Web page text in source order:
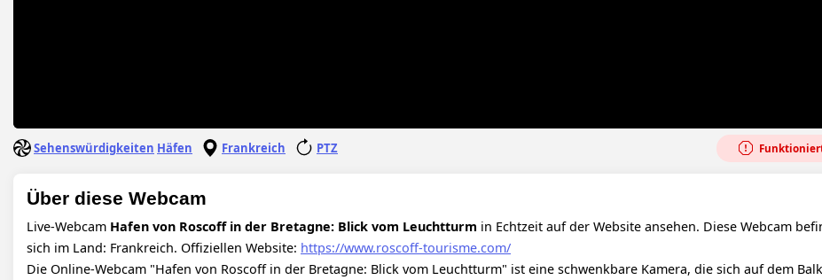
Sehenswürdigkeiten Häfen Frankreich PTZ
Über diese Webcam
Live-Webcam Hafen von Roscoff in der Bretagne: Blick vom Leuchtturm in Echtzeit auf der Website ansehen. Diese Webcam
sich im Land: Frankreich. Offiziellen Website: https://www.roscoff-tourisme.com/
Die Online-Webcam "Hafen von Roscoff in der Bretagne: Blick vom Leuchtturm" ist eine schwenkbare Kamera, die sich auf dem